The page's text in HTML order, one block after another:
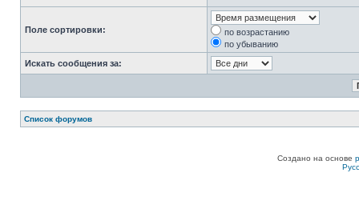
Поле сортировки:
по возрастанию
по убыванию
Искать сообщения за:
Список форумов
Создано на основе